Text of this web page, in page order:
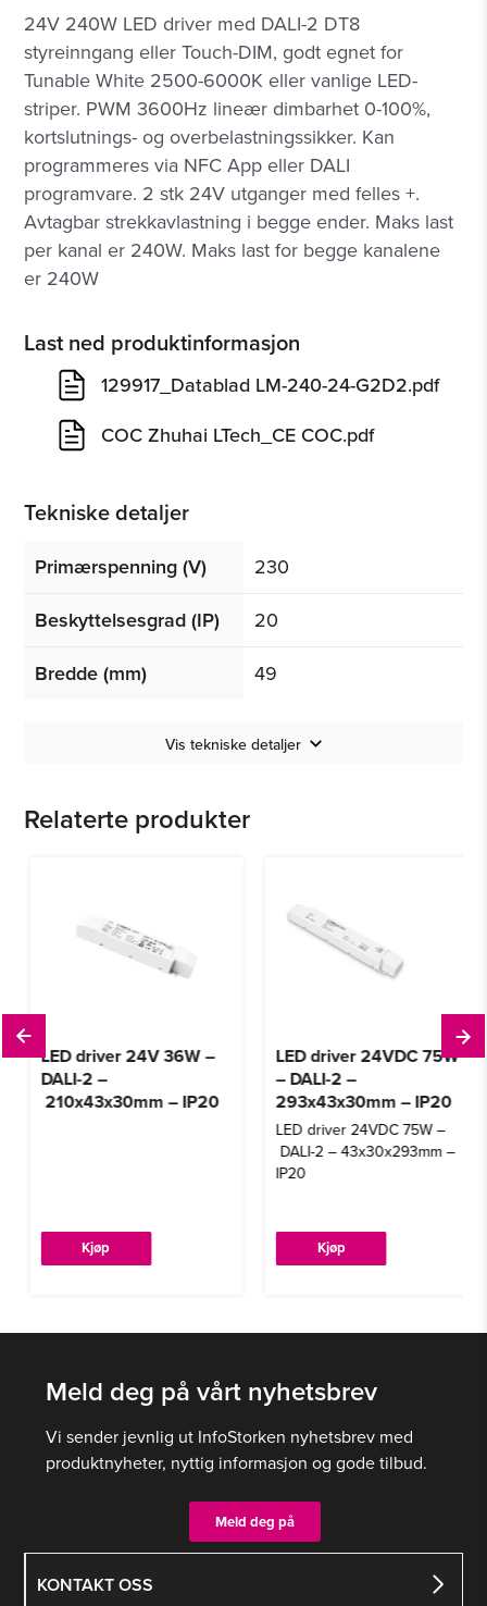
24V 240W LED driver med DALI-2 DT8
styreinngang eller Touch-DIM, godt egnet for
Tunable White 2500-6000K eller vanlige LED-
striper. PWM 3600Hz lineær dimbarhet 0-100%,
kortslutnings- og overbelastningssikker. Kan
programmeres via NFC App eller DALI
programvare. 2 stk 24V utganger med felles +.
Avtagbar strekkavlastning i begge ender. Maks last
per kanal er 240W. Maks last for begge kanalene
er 240W
Last ned produktinformasjon
129917_Datablad LM-240-24-G2D2.pdf
COC Zhuhai LTech_CE COC.pdf
Tekniske detaljer
Primærspenning (V)
230
Beskyttelsesgrad (IP)
20
Bredde (mm)
49
Vis tekniske detaljer
Relaterte produkter
LED driver 24V 36W –
DALI-2 –
210x43x30mm – IP20
Kjøp
LED driver 24VDC 75W
– DALI-2 –
293x43x30mm – IP20
LED driver 24VDC 75W –
DALI-2 – 43x30x293mm –
IP20
Kjøp
KONTAKT OSS
Meld deg på vårt nyhetsbrev
Vi sender jevnlig ut InfoStorken nyhetsbrev med
produktnyheter, nyttig informasjon og gode tilbud.
Meld deg på